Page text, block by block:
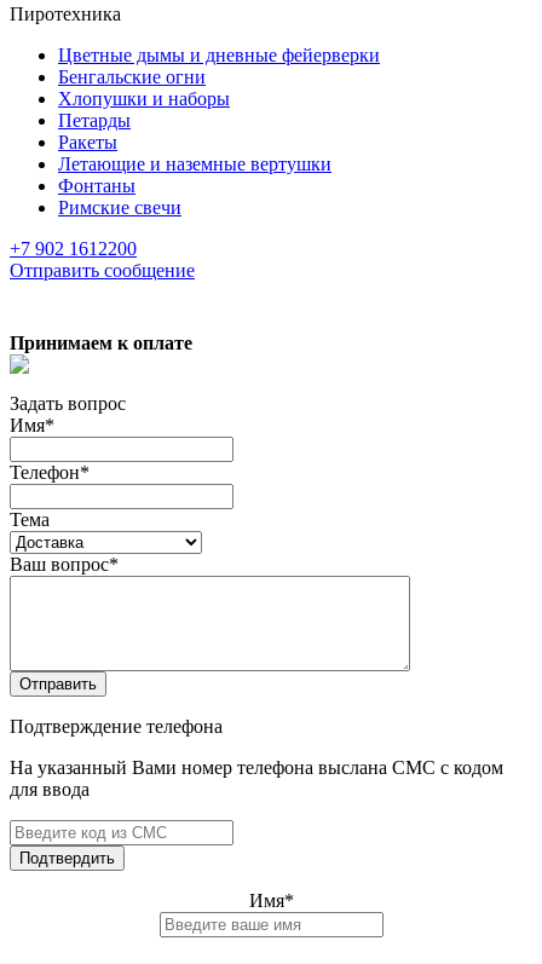
Пиротехника
Цветные дымы и дневные фейерверки
Бенгальские огни
Хлопушки и наборы
Петарды
Ракеты
Летающие и наземные вертушки
Фонтаны
Римские свечи
+7 902 1612200
Отправить сообщение
Принимаем к оплате
Задать вопрос
Имя*
Телефон*
Тема
Ваш вопрос*
Отправить
Подтверждение телефона
На указанный Вами номер телефона выслана СМС с кодом
для ввода
Подтвердить
Имя*